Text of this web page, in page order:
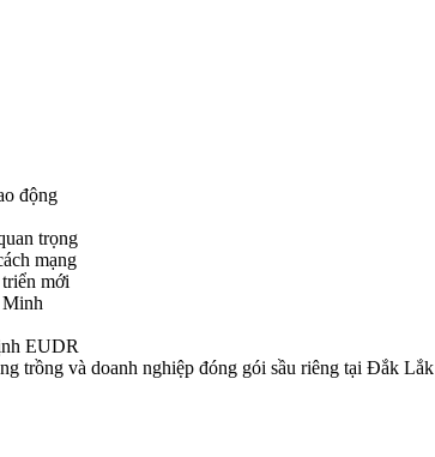
động
trọng
mạng
mới
EUDR
trồng và doanh nghiệp đóng gói sầu riêng tại Đắk Lắk